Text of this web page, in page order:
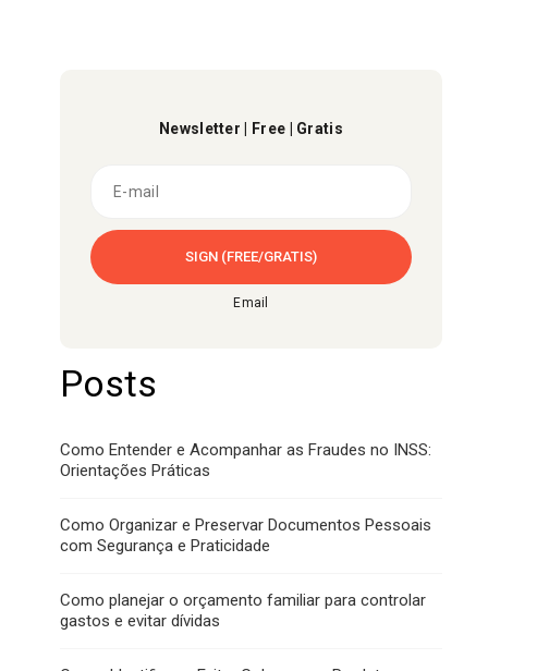
Newsletter | Free | Gratis
Email
Posts
Como Entender e Acompanhar as Fraudes no INSS:
Orientações Práticas
Como Organizar e Preservar Documentos Pessoais
com Segurança e Praticidade
Como planejar o orçamento familiar para controlar
gastos e evitar dívidas